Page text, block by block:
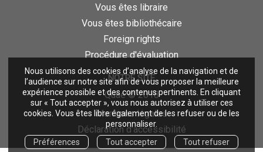
Nous utilisons des cookies d’analyse de la navigation et de
l’audience sur notre site afin de vous proposer la meilleure
expérience possible et des contenus pertinents. En cliquant
sur « Tout accepter », vous nous autorisez à utiliser ces
cookies. Vous êtes libre également de les refuser ou de les
personnaliser.
Préférences
Tout accepter Tout refuser
Vous êtes libraire
Vous êtes bibliothécaire
Foreign rights
Procédure d'évaluation
NOTRE SITE
Quae © 2018
Mentions légales
Déclaration d'accessibilité